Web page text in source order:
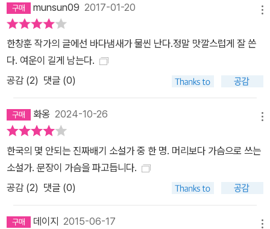
munsun09 2017-01-20
한창훈 작가의 글에선 바다냄새가 물씬 난다.정말 맛깔스럽게 잘 쓴
다. 여운이 길게 남는다.
공감 (2) 댓글 (0)
화옹 2024-10-26
한국의 몇 안되는 진짜배기 소설가 중 한 명. 머리보다 가슴으로 쓰는
소설가. 문장이 가슴을 파고듭니다.
공감 (2) 댓글 (0)
데이지 2015-06-17